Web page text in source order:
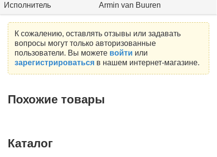
Исполнитель Armin van Buuren
К сожалению, оставлять отзывы или задавать
вопросы могут только авторизованные
пользователи. Вы можете войти или
зарегистрироватьсяв нашем интернет-магазине.
Похожие товары
Каталог